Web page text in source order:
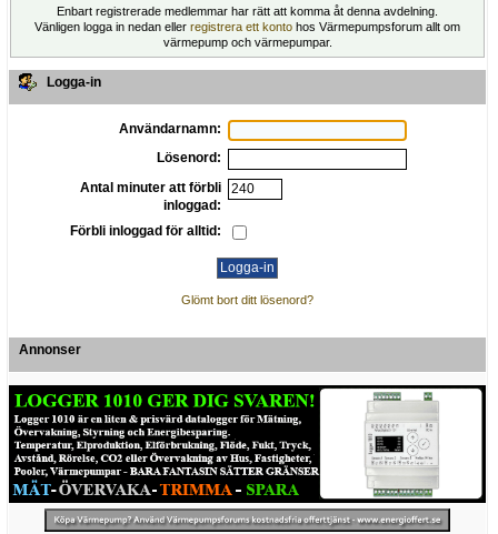
Enbart registrerade medlemmar har rätt att komma åt denna avdelning.
Vänligen logga in nedan eller registrera ett konto hos Värmepumpsforum allt om
värmepump och värmepumpar.
Logga-in
Användarnamn:
Lösenord:
Antal minuter att förbli
inloggad:
Förbli inloggad för alltid:
Glömt bort ditt lösenord?
Annonser